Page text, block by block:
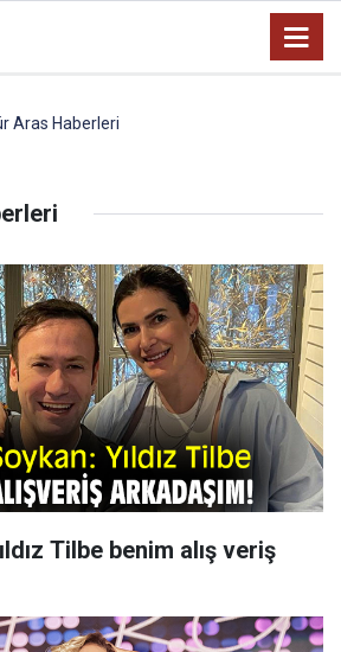
Aras Haberleri
Tilbe benim alış veriş